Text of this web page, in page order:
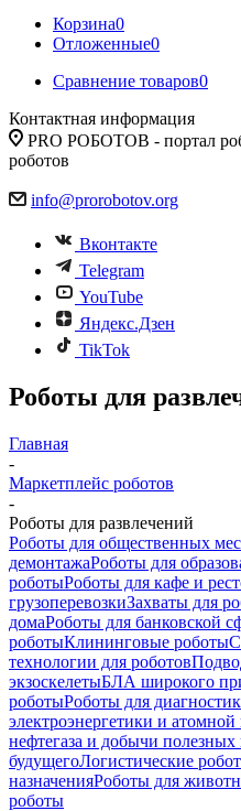
Корзина0
Отложенные0
Сравнение товаров0
Контактная информация
PRO РОБОТОВ - портал
роботов
info@prorobotov.org
Вконтакте
Telegram
YouTube
Яндекс.Дзен
TikTok
Роботы для
Главная
-
Маркетплейс роботов
-
Роботы для развлечений
Роботы для общественных
демонтажаРоботы для
роботыРоботы для кафе и
грузоперевозкиЗахваты для
домаРоботы для банковской
роботыКлининговые роботы
технологии для роботов
экзоскелетыБЛА широкого
роботыРоботы для
электроэнергетики и
нефтегаза и добычи
будущегоЛогистические
назначенияРоботы для
роботы